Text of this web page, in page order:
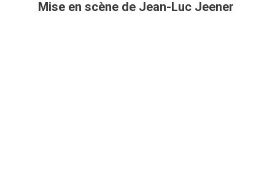
Mise en scène de Jean-Luc Jeener